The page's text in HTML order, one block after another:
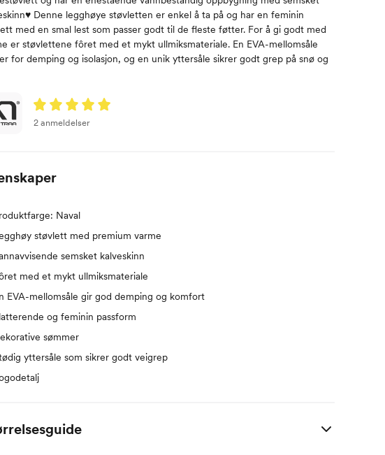
Denne legghøye støvletten er enkel å ta på og har en feminin
med en smal lest som passer godt til de fleste føtter. For å gi godt med
er støvlettene fôret med et mykt ullmiksmateriale. En EVA-mellomsåle
for demping og isolasjon, og en unik yttersåle sikrer godt grep på snø og
2 anmeldelser
Naval
støvlett med premium varme
semsket kalveskinn
med et mykt ullmiksmateriale
EVA-mellomsåle gir god demping og komfort
og feminin passform
sømmer
yttersåle som sikrer godt veigrep